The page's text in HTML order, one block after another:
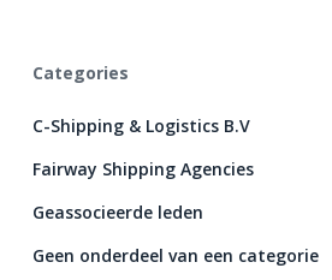
Categories
C-Shipping & Logistics B.V
Fairway Shipping Agencies
Geassocieerde leden
Geen onderdeel van een categorie